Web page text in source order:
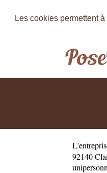
Les cookies permettent
92140